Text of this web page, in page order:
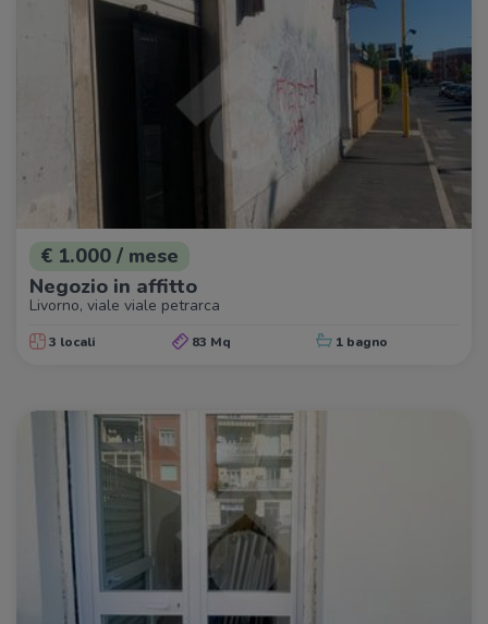
€ 1.000 / mese
Negozio in affitto
Livorno, viale viale petrarca
3 locali 83 Mq 1 bagno